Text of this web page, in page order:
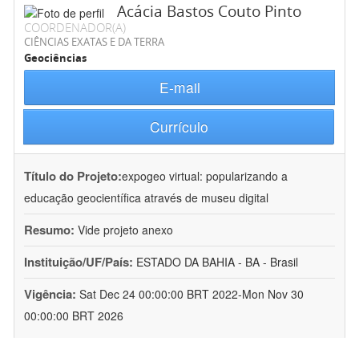
Acácia Bastos Couto Pinto
COORDENADOR(A)
CIÊNCIAS EXATAS E DA TERRA
Geociências
E-mail
Currículo
Título do Projeto:expogeo virtual: popularizando a
educação geocientífica através de museu digital
Resumo: Vide projeto anexo
Instituição/UF/País: ESTADO DA BAHIA - BA - Brasil
Vigência: Sat Dec 24 00:00:00 BRT 2022-Mon Nov 30
00:00:00 BRT 2026